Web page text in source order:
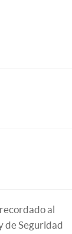
al
de Seguridad